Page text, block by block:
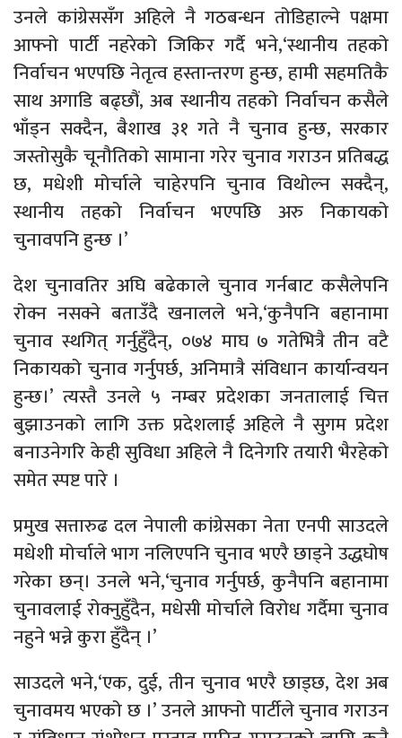
उनले कांग्रेससँग अहिले नै गठबन्धन तोडिहाल्ने पक्षमा
आफ्नो पार्टी नहरेको जिकिर गर्दै भने,‘स्थानीय तहको
निर्वाचन भएपछि नेतृत्व हस्तान्तरण हुन्छ, हामी सहमतिकै
साथ अगाडि बढ्छौं, अब स्थानीय तहको निर्वाचन कसैले
भाँड्न सक्दैन, बैशाख ३१ गते नै चुनाव हुन्छ, सरकार
जस्तोसुकै चूनौतिको सामाना गरेर चुनाव गराउन प्रतिबद्ध
छ, मधेशी मोर्चाले चाहेरपनि चुनाव विथोल्न सक्दैन्,
स्थानीय तहको निर्वाचन भएपछि अरु निकायको
चुनावपनि हुन्छ ।’
देश चुनावतिर अघि बढेकाले चुनाव गर्नबाट कसैलेपनि
रोक्न नसक्ने बताउँदै खनालले भने,‘कुनैपनि बहानामा
चुनाव स्थगित् गर्नुहुँदैन्, ०७४ माघ ७ गतेभित्रै तीन वटै
निकायको चुनाव गर्नुपर्छ, अनिमात्रै संविधान कार्यान्वयन
हुन्छ।’ त्यस्तै उनले ५ नम्बर प्रदेशका जनतालाई चित्त
बुझाउनको लागि उक्त प्रदेशलाई अहिले नै सुगम प्रदेश
बनाउनेगरि केही सुविधा अहिले नै दिनेगरि तयारी भैरहेको
समेत स्पष्ट पारे ।
प्रमुख सत्तारुढ दल नेपाली कांग्रेसका नेता एनपी साउदले
मधेशी मोर्चाले भाग नलिएपनि चुनाव भएरै छाड्ने उद्धघोष
गरेका छन्। उनले भने,‘चुनाव गर्नुपर्छ, कुनैपनि बहानामा
चुनावलाई रोक्नुहुँदैन, मधेसी मोर्चाले विरोध गर्दैमा चुनाव
नहुने भन्ने कुरा हुँदैन् ।’
साउदले भने,‘एक, दुई, तीन चुनाव भएरै छाड्छ, देश अब
चुनावमय भएको छ ।’ उनले आफ्नो पार्टीले चुनाव गराउन